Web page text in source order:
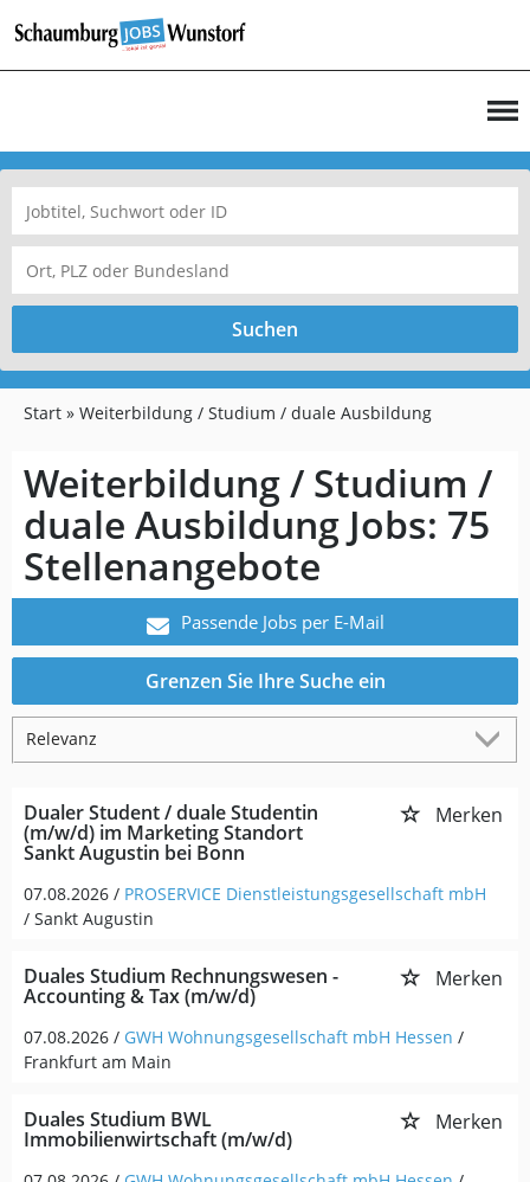
Suchen
Start Weiterbildung / Studium / duale Ausbildung
Weiterbildung / Studium /
duale Ausbildung Jobs: 75
Stellenangebote
Passende Jobs per E-Mail
Grenzen Sie Ihre Suche ein
Dualer Student / duale Studentin
(m/w/d) im Marketing Standort
Sankt Augustin bei Bonn
Merken
07.08.2026 / PROSERVICE Dienstleistungsgesellschaft mbH
/ Sankt Augustin
Duales Studium Rechnungswesen -
Accounting & Tax (m/w/d)
Merken
07.08.2026 / GWH Wohnungsgesellschaft mbH Hessen /
Frankfurt am Main
Duales Studium BWL
Immobilienwirtschaft (m/w/d)
Merken